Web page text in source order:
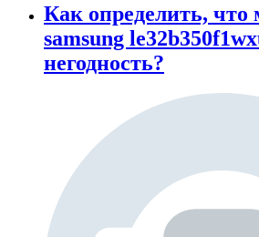
Как определить, что
samsung
негодность?